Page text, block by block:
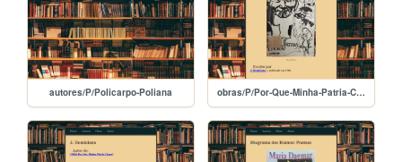
autores/P/Policarpo-Poliana obras/P/Por-Que-Minha-Patria-Chora